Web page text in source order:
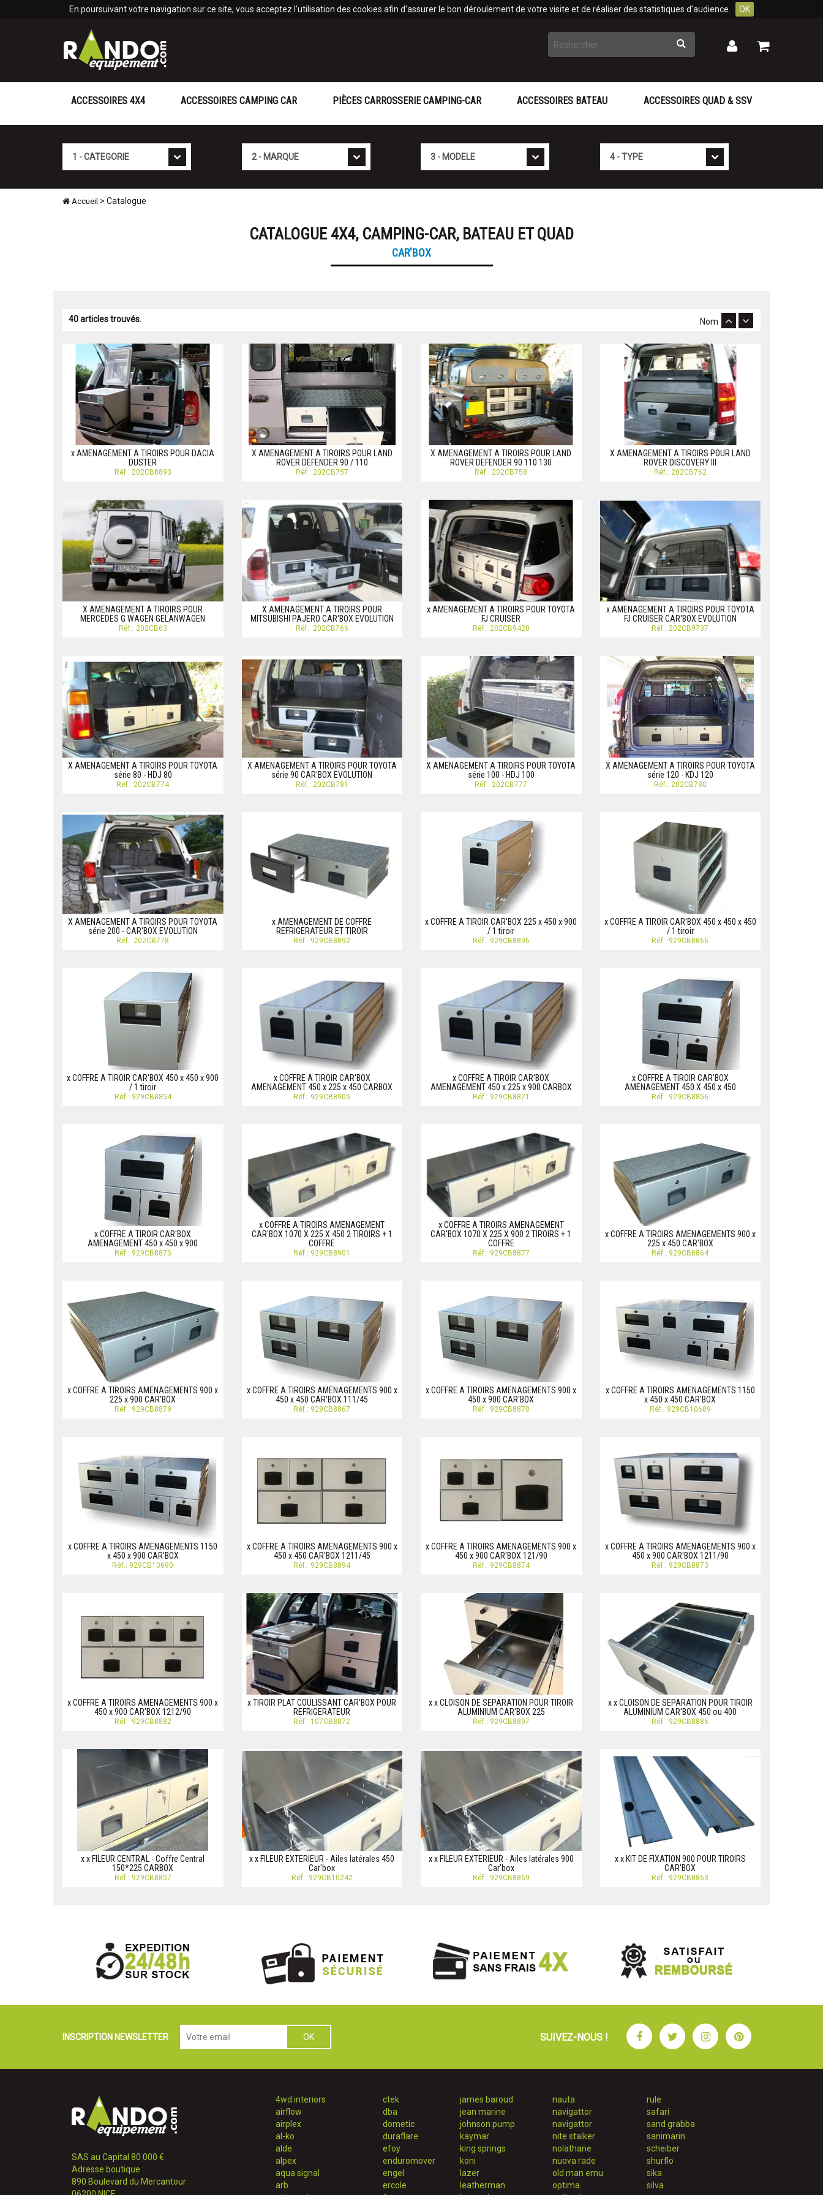
En poursuivant votre navigation sur ce site, vous acceptez l'utilisation des cookies afin d'assurer le bon déroulement de votre visite et de réaliser des statistiques d'audience. OK
Rechercher Mon
Mon
ACCESSOIRES 4X4 ACCESSOIRES CAMPING CAR PIÈCES CARROSSERIE CAMPING-CAR ACCESSOIRES BATEAU ACCESSOIRES QUAD & SSV
Accueil > Catalogue
CATALOGUE 4X4, CAMPING-CAR, BATEAU ET QUAD
CAR'BOX
40 articles trouvés. Nom
x AMENAGEMENT A TIROIRS POUR DACIA
DUSTER
Réf.: 202CB8893
X AMENAGEMENT A TIROIRS POUR LAND
ROVER DEFENDER 90 / 110
Réf.: 202CB757
X AMENAGEMENT A TIROIRS POUR LAND
ROVER DEFENDER 90 110 130
Réf.: 202CB758
X AMENAGEMENT A TIROIRS POUR LAND
ROVER DISCOVERY III
Réf.: 202CB762
X AMENAGEMENT A TIROIRS POUR
MERCEDES G WAGEN GELANWAGEN
Réf.: 202CB63
X AMENAGEMENT A TIROIRS POUR
MITSUBISHI PAJERO CAR'BOX EVOLUTION
Réf.: 202CB766
x AMENAGEMENT A TIROIRS POUR TOYOTA
FJ CRUISER
Réf.: 202CB9420
x AMENAGEMENT A TIROIRS POUR TOYOTA
FJ CRUISER CAR'BOX EVOLUTION
Réf.: 202CB9737
X AMENAGEMENT A TIROIRS POUR TOYOTA
série 80 - HDJ 80
Réf.: 202CB774
X AMENAGEMENT A TIROIRS POUR TOYOTA
série 90 CAR'BOX EVOLUTION
Réf.: 202CB781
X AMENAGEMENT A TIROIRS POUR TOYOTA
série 100 - HDJ 100
Réf.: 202CB777
X AMENAGEMENT A TIROIRS POUR TOYOTA
série 120 - KDJ 120
Réf.: 202CB780
X AMENAGEMENT A TIROIRS POUR TOYOTA
série 200 - CAR'BOX EVOLUTION
Réf.: 202CB778
x AMENAGEMENT DE COFFRE
REFRIGERATEUR ET TIROIR
Réf.: 929CB8892
x COFFRE A TIROIR CAR'BOX 225 x 450 x 900
/ 1 tiroir
Réf.: 929CB8896
x COFFRE A TIROIR CAR'BOX 450 x 450 x 450
/ 1 tiroir
Réf.: 929CB8866
x COFFRE A TIROIR CAR'BOX 450 x 450 x 900
/ 1 tiroir
Réf.: 929CB8854
x COFFRE A TIROIR CAR'BOX
AMENAGEMENT 450 x 225 x 450 CARBOX
Réf.: 929CB8905
x COFFRE A TIROIR CAR'BOX
AMENAGEMENT 450 x 225 x 900 CARBOX
Réf.: 929CB8871
x COFFRE A TIROIR CAR'BOX
AMENAGEMENT 450 X 450 x 450
Réf.: 929CB8856
x COFFRE A TIROIR CAR'BOX
AMENAGEMENT 450 x 450 x 900
Réf.: 929CB8875
x COFFRE A TIROIRS AMENAGEMENT
CAR'BOX 1070 X 225 X 450 2 TIROIRS + 1
COFFRE
Réf.: 929CB8901
x COFFRE A TIROIRS AMENAGEMENT
CAR'BOX 1070 X 225 X 900 2 TIROIRS + 1
COFFRE
Réf.: 929CB8877
x COFFRE A TIROIRS AMENAGEMENTS 900 x
225 x 450 CAR'BOX
Réf.: 929CB8864
x COFFRE A TIROIRS AMENAGEMENTS 900 x
225 x 900 CAR'BOX
Réf.: 929CB8879
x COFFRE A TIROIRS AMENAGEMENTS 900 x
450 x 450 CAR'BOX 111/45
Réf.: 929CB8867
x COFFRE A TIROIRS AMENAGEMENTS 900 x
450 x 900 CAR'BOX
Réf.: 929CB8870
x COFFRE A TIROIRS AMENAGEMENTS 1150
x 450 x 450 CAR'BOX
Réf.: 929CB10689
x COFFRE A TIROIRS AMENAGEMENTS 1150
x 450 x 900 CAR'BOX
Réf.: 929CB10690
x COFFRE A TIROIRS AMENAGEMENTS 900 x
450 x 450 CAR'BOX 1211/45
Réf.: 929CB8894
x COFFRE A TIROIRS AMENAGEMENTS 900 x
450 x 900 CAR'BOX 121/90
Réf.: 929CB8874
x COFFRE A TIROIRS AMENAGEMENTS 900 x
450 x 900 CAR'BOX 1211/90
Réf.: 929CB8873
x COFFRE A TIROIRS AMENAGEMENTS 900 x
450 x 900 CAR'BOX 1212/90
Réf.: 929CB8882
x TIROIR PLAT COULISSANT CAR'BOX POUR
REFRIGERATEUR
Réf.: 107CB8872
x x CLOISON DE SEPARATION POUR TIROIR
ALUMINIUM CAR'BOX 225
Réf.: 929CB8897
x x CLOISON DE SEPARATION POUR TIROIR
ALUMINIUM CAR'BOX 450 ou 400
Réf.: 929CB8886
x x FILEUR CENTRAL - Coffre Central
150*225 CARBOX
Réf.: 929CB8857
x x FILEUR EXTERIEUR - Ailes latérales 450
Car'box
Réf.: 929CB10242
x x FILEUR EXTERIEUR - Ailes latérales 900
Car'box
Réf.: 929CB8869
x x KIT DE FIXATION 900 POUR TIROIRS
CAR'BOX
Réf.: 929CB8863
INSCRIPTION NEWSLETTER SUIVEZ-NOUS ! FacebookTwitterInstagramPinterest
SAS au Capital 80 000 €
Adresse boutique :
890 Boulevard du Mercantour
4wd interiors
airflow
airplex
al-ko
alde
alpex
aqua signal
arb
ctek
dba
dometic
duraflare
efoy
enduromover
engel
ercole
james baroud
jean marine
johnson pump
kaymar
king springs
koni
lazer
leatherman
nauta
navigattor
navigattor
nite stalker
nolathane
nuova rade
old man emu
optima
rule
safari
sand grabba
sanimarin
scheiber
shurflo
sika
silva
Panneau de gestion des cookies